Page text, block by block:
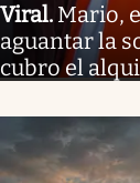
Viral. Mario,
aguantar la
cubro el